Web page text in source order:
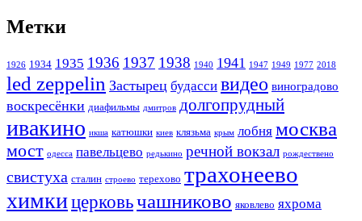
Метки
1926 1934 1935 1936 1937 1938 1940 1941 1947 1949 1977 2018
led zeppelin Застырец будасси видео виноградово
воскресёнки диафильмы дмитров долгопрудный
ивакино икша катюшки киев клязьма крым лобня москва
мост одесса павельцево редькино речной вокзал рождествено
свистуха сталин строево терехово трахонеево
химкицерковьчашниково яковлево яхрома